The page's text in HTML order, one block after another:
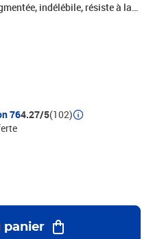
indélébile, résiste à la
longue baguée
764.27/5(102)
panier